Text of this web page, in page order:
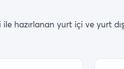
hazırlanan yurt içi ve yurt